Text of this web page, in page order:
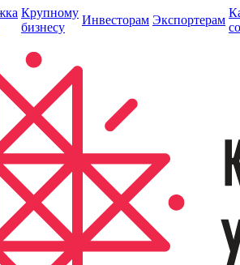
Крупному
бизнесу
Инвесторам Экспортерам